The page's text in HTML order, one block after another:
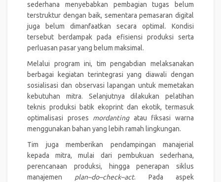
sederhana menyebabkan pembagian tugas belum
terstruktur dengan baik, sementara pemasaran digital
juga belum dimanfaatkan secara optimal. Kondisi
tersebut berdampak pada efisiensi produksi serta
perluasan pasar yang belum maksimal.
Melalui program ini, tim pengabdian melaksanakan
berbagai kegiatan terintegrasi yang diawali dengan
sosialisasi dan observasi lapangan untuk memetakan
kebutuhan mitra. Selanjutnya dilakukan pelatihan
teknis produksi batik ekoprint dan ekotik, termasuk
optimalisasi proses mordantingatau fiksasi warna
menggunakan bahan yang lebih ramah lingkungan.
Tim juga memberikan pendampingan manajerial
kepada mitra, mulai dari pembukuan sederhana,
perencanaan produksi, hingga penerapan siklus
manajemen plan–do–check–act. Pada aspek